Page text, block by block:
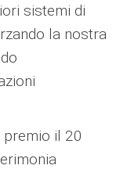
sistemi di
la nostra
il 20